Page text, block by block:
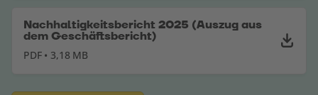
Nachhaltigkeitsbericht 2025 (Auszug aus
dem Geschäftsbericht)
PDF • 3,18 MB